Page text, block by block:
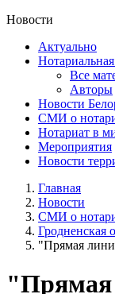
Новости
Актуально
Все
Авторы
Новости
СМИ о
Нотариат в
Мероприятия
Новости
Главная
Новости
СМИ о
Гродненская
"Прямая
"Прямая